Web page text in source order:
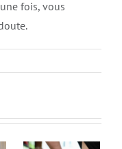
fois, vous